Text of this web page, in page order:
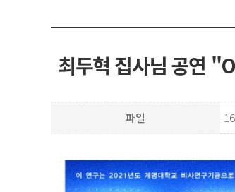
최두혁 집사님 공연
파일